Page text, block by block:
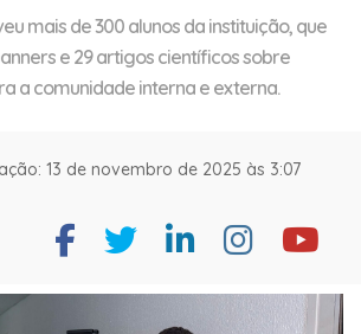
mais de 300 alunos da instituição, que
e 29 artigos científicos sobre
a comunidade interna e externa.
13 de novembro de 2025 às 3:07